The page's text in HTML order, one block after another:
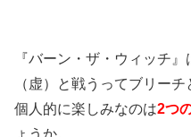
『バーン・ザ・ウィッチ
（虚）と戦うってブリー
個人的に楽しみなのは2つ
ょうか。